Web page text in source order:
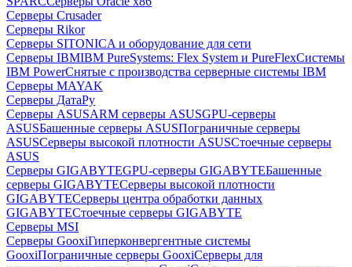
Серверы Crusader
Серверы Rikor
Серверы SITONICA и оборудование для сети
Серверы IBMIBM PureSystems: Flex System и PureFlexСистемы
IBM PowerСнятые с производства серверные системы IBM
Серверы MAYAK
Серверы ДатаРу
Серверы ASUSARM серверы ASUSGPU-серверы
ASUSБашенные серверы ASUSПограничные серверы
ASUSСерверы высокой плотности ASUSСтоечные серверы
ASUS
Серверы GIGABYTEGPU-серверы GIGABYTEБашенные
серверы GIGABYTEСерверы высокой плотности
GIGABYTEСерверы центра обработки данных
GIGABYTEСтоечные серверы GIGABYTE
Серверы MSI
Серверы GooxiГиперконвергентные системы
GooxiПограничные серверы GooxiСерверы для